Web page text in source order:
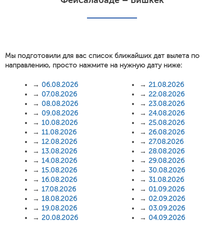
Мы подготовили для вас список ближайших дат вылета по
направлению, просто нажмите на нужную дату ниже:
→ 06.08.2026
→ 07.08.2026
→ 08.08.2026
→ 09.08.2026
→ 10.08.2026
→ 11.08.2026
→ 12.08.2026
→ 13.08.2026
→ 14.08.2026
→ 15.08.2026
→ 16.08.2026
→ 17.08.2026
→ 18.08.2026
→ 19.08.2026
→ 20.08.2026
→ 21.08.2026
→ 22.08.2026
→ 23.08.2026
→ 24.08.2026
→ 25.08.2026
→ 26.08.2026
→ 27.08.2026
→ 28.08.2026
→ 29.08.2026
→ 30.08.2026
→ 31.08.2026
→ 01.09.2026
→ 02.09.2026
→ 03.09.2026
→ 04.09.2026